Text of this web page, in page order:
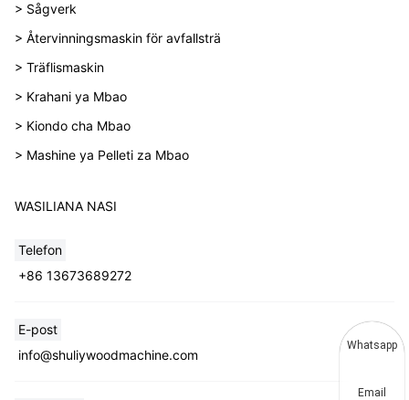
> Sågverk
> Återvinningsmaskin för avfallsträ
> Träflismaskin
> Krahani ya Mbao
> Kiondo cha Mbao
> Mashine ya Pelleti za Mbao
WASILIANA NASI
Telefon
+86 13673689272
E-post
info@shuliywoodmachine.com
Whatsapp
Email